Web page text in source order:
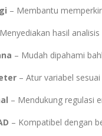
– Membantu
hasil
– Mudah dipahami
– Atur variabel
– Mendukung regulasi
– Kompatibel dengan